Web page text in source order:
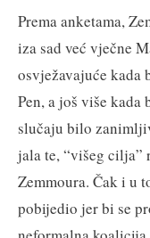
Prema anketama,
iza sad već vječne
osvježavajuće kada
Pen, a još više
slučaju bilo
jala te, “višeg cilja”
Zemmoura. Čak i u
pobijedio jer bi se